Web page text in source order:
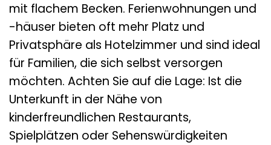
mit flachem Becken. Ferienwohnungen und
-häuser bieten oft mehr Platz und
Privatsphäre als Hotelzimmer und sind ideal
für Familien, die sich selbst versorgen
möchten. Achten Sie auf die Lage: Ist die
Unterkunft in der Nähe von
kinderfreundlichen Restaurants,
Spielplätzen oder Sehenswürdigkeiten